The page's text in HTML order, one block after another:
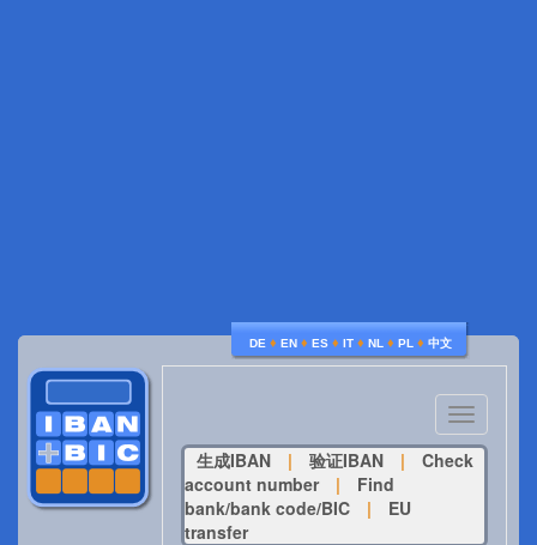
DE ♦ EN ♦ ES ♦ IT ♦ NL ♦ PL ♦ 中文
Toggle
navigation
生成IBAN
| 验证IBAN |
Check
account number
|
Find
bank/bank code/BIC
|
EU
transfer